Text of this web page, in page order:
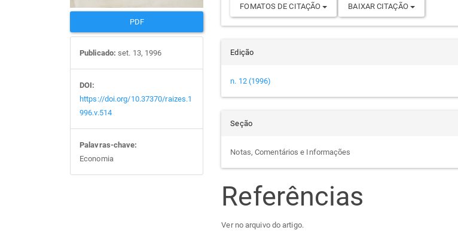
PDF
Publicado: set. 13, 1996
DOI:
https://doi.org/10.37370/raizes.1
996.v.514
Palavras-chave:
Economia
FOMATOS DE CITAÇÃO BAIXAR CITAÇÃO
Edição
n. 12 (1996)
Seção
Notas, Comentários e Informações
Referências
Ver no arquivo do artigo.